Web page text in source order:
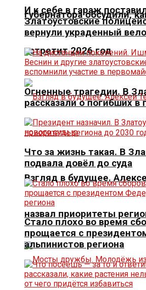
губернатора обсудили,
встретит 2026 год
Взгляд в будущее.
назвал приоритеты
И к себе в гараж
Златоустовские
вернули украденный
Огненные трагедии. В
рассказали о погибших в
Что за жизнь такая. В
подвала довёл до суда
Стало плохо во время
прощается с
альпинистов региона